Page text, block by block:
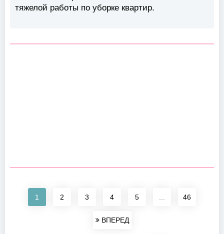
тяжелой работы по уборке квартир.
1 2 3 4 5 46
ВПЕРЕД